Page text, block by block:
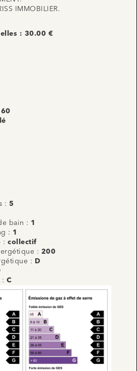
IMMOBILIER.
: 30.00 €
: 5
bain : 1
: 1
: collectif
: 200
:
D
: C